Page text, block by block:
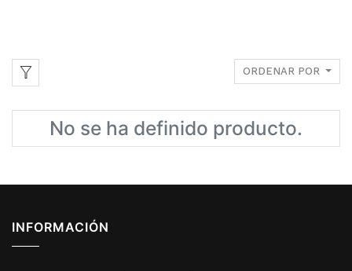
ORDENAR POR
No se ha definido producto.
INFORMACIÓN